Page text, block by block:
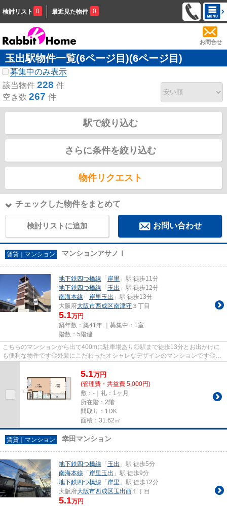
検討リスト 0 最近見た物件 0
お問合せ
玉出駅物件一覧(6ページ目)(6ページ目)
募集中のみ表示
該当物件 228 件
空き数 267 件
駅で絞り込む
さらに条件を絞り込む
物件リクエスト
チェックした物件をまとめて
検討リストに追加 お問い合わせ
賃貸｜マンション マンションアサノⅠ
地下鉄四つ橋線 「 岸里 」駅 徒歩11分
地下鉄四つ橋線 「 玉出 」駅 徒歩12分
南海本線 「 岸里玉出 」駅 徒歩13分
大阪府大阪市西成区南津守 ３丁目
5.1万円
築年数：築41年 ｜募集中： 1室
階数：5階建
こちらのマンションから出て400mに駐車場あり◎駅まで徒歩13分とお出かけに
も便利な物件です◎外装にこだわったオシャレなデザインのマンションです◎洗
5.1万円
(管理費・共益費 5,000円)
敷：-｜礼：1ヶ月
所在階：2階
間取り：1DK
面積：31.62㎡
賃貸｜マンション 幸田マンション
地下鉄四つ橋線 「 玉出 」駅 徒歩5分
南海本線 「 岸里玉出 」駅 徒歩9分
地下鉄四つ橋線 「 岸里 」駅 徒歩12分
大阪府大阪市西成区玉出西 １丁目
5.1万円